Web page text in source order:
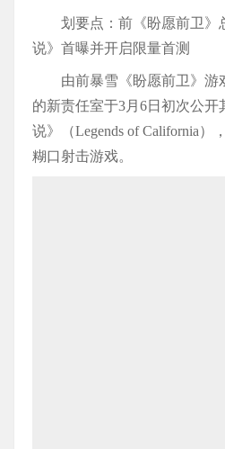
划要点：前《盼愿前卫》
说》首曝并开启限量首测
由前暴雪《盼愿前卫》游
的新责任室于3月6日初次公
说》（Legends of California）
糊口射击游戏。